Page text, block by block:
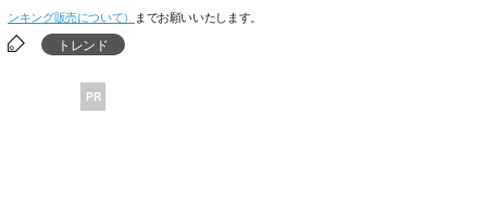
ンキング販売について） までお願いいたします。
トレンド
PR